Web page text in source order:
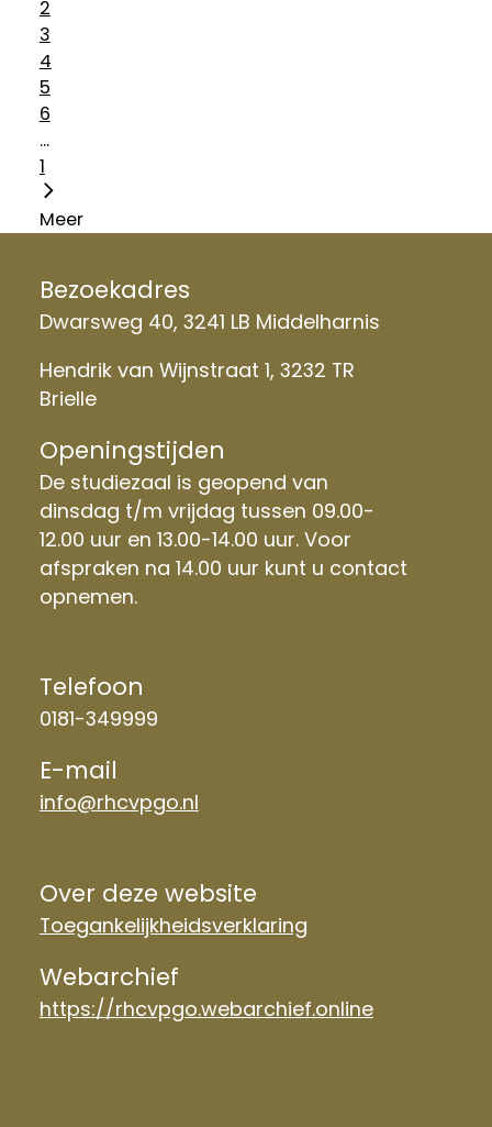
2
3
4
5
6
...
1
Meer
Bezoekadres
Dwarsweg 40, 3241 LB Middelharnis
Hendrik van Wijnstraat 1, 3232 TR
Brielle
Openingstijden
De studiezaal is geopend van
dinsdag t/m vrijdag tussen 09.00-
12.00 uur en 13.00-14.00 uur. Voor
afspraken na 14.00 uur kunt u contact
opnemen.
Telefoon
0181-349999
E-mail
info@rhcvpgo.nl
Over deze website
Toegankelijkheidsverklaring
Webarchief
https://rhcvpgo.webarchief.online